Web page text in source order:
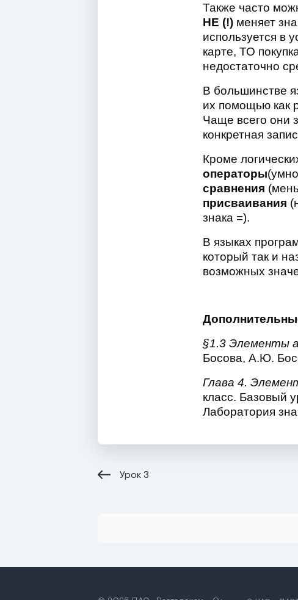
Также часто
НЕ (!) меняет
используется в
карте, ТО
недостаточно
В большинстве
их помощью как
Чаще всего они
конкретная
Кроме
операторы
сравнения
присваивания
знака =).
В языках
который так и
возможных
§1.3 Элементы
Босова, А.Ю.
Глава 4.
класс. Базовый
Лаборатория
Урок3